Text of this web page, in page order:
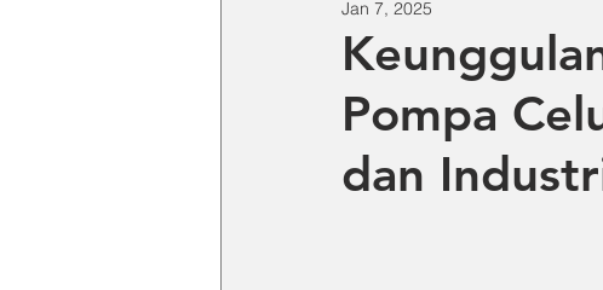
Pompa
dan
Jan 7, 2025